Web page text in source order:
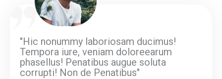
"Hic nonummy laboriosam ducimus!
Tempora iure, veniam doloreearum
phasellus! Penatibus augue soluta
corrupti! Non de Penatibus"